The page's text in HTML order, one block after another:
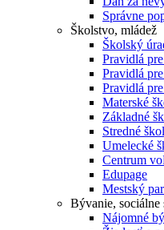
Správne
Školstvo, mládež
Školský
Pravidlá
Pravidlá
Pravidlá
Materské
Základné
Stredné
Umelecké
Centrum
Edupage
Mestský
Bývanie, sociálne
Nájomné